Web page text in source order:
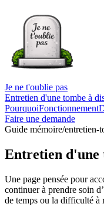
Je ne t'oublie pas
Entretien d'une tombe à
PourquoiFonctionnement
Faire une demande
Guide mémoire/entretien-
Entretien d'une
Une page pensée pour
continuer à prendre soin
de temps ou la difficulté à